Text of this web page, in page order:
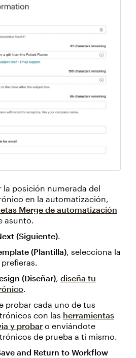
la posición numerada del
en la automatización,
Merge de automatización
asunto.
(Siguiente).
(Plantilla), selecciona la
(Diseñar), diseña tu
.
probar cada uno de tus
con las herramientas
y probar o enviándote
de prueba a ti mismo.
and Return to Workflow